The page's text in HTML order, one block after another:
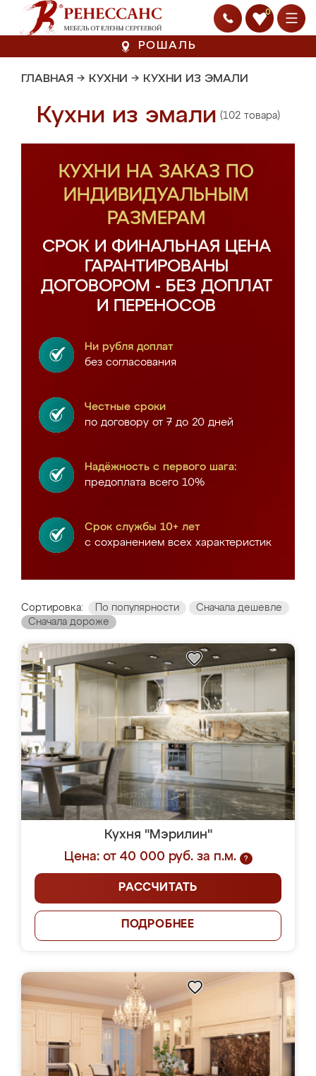
0
РОШАЛЬ
ГЛАВНАЯ → КУХНИ → КУХНИ ИЗ ЭМАЛИ
Кухни из эмали (102 товара)
КУХНИ НА ЗАКАЗ ПО
ИНДИВИДУАЛЬНЫМ
РАЗМЕРАМ
СРОК И ФИНАЛЬНАЯ ЦЕНА
ГАРАНТИРОВАНЫ
ДОГОВОРОМ - БЕЗ ДОПЛАТ
И ПЕРЕНОСОВ
Ни рубля доплат
без согласования
Честные сроки
по договору от 7 до 20 дней
Надёжность с первого шага:
предоплата всего 10%
Срок службы 10+ лет
с сохранением всех характеристик
Сортировка: По популярности
Сначала дешевле
Сначала дороже
Кухня "Мэрилин"
Цена: от 40 000 руб. за п.м.
?
РАССЧИТАТЬ
ПОДРОБНЕЕ